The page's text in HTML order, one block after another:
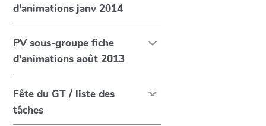
d'animations janv 2014
PV sous-groupe fiche
d'animations août 2013
Fête du GT / liste des
tâches